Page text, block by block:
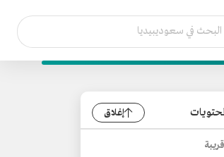
إغلاق